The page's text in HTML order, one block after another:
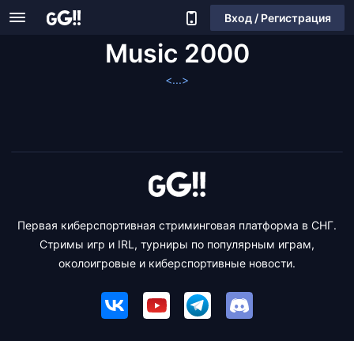
Вход / Регистрация
Music 2000
<...>
Первая киберспортивная стриминговая платформа в СНГ.
Стримы игр и IRL, турниры по популярным играм,
околоигровые и киберспортивные новости.